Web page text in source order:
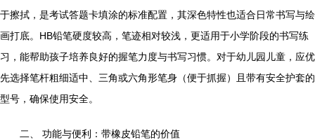
于擦拭，是考试答题卡填涂的标准配置，其深色特性也适合日常书写与绘
画打底。HB铅笔硬度较高，笔迹相对较浅，更适用于小学阶段的书写练
习，能帮助孩子培养良好的握笔力度与书写习惯。对于幼儿园儿童，应优
先选择笔杆粗细适中、三角或六角形笔身（便于抓握）且带有安全护套的
型号，确保使用安全。
二、 功能与便利：带橡皮铅笔的价值